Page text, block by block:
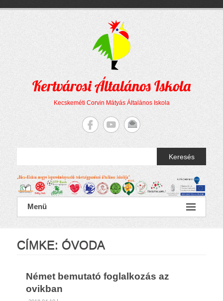
Kertvárosi Általános Iskola
Kecskeméti Corvin Mátyás Általános Iskola
Keresés
Menü
CÍMKE: ÓVODA
Német bemutató foglalkozás az
ovikban